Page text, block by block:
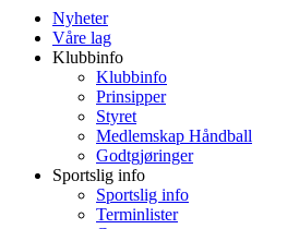
Nyheter
Våre lag
Klubbinfo
Klubbinfo
Prinsipper
Styret
Medlemskap Håndball
Godtgjøringer
Sportslig info
Sportslig info
Terminlister